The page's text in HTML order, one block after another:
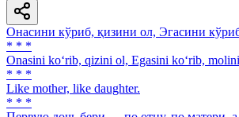
Онасини кўриб, қизини ол, Эгасини
* * *
Onasini ko‘rib, qizini ol, Egasini ko‘rib,
* * *
Like mother, like daughter.
* * *